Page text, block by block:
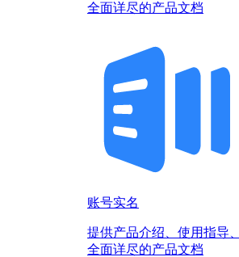
全面详尽的产品文档
账号实名
提供产品介绍、使用指导
全面详尽的产品文档